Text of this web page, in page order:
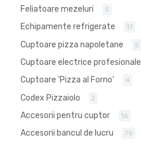
Feliatoare mezeluri 5
Echipamente refrigerate 17
Cuptoare pizza napoletane 5
Cuptoare electrice profesionale
Cuptoare 'Pizza al Forno' 4
Codex Pizzaiolo 2
Accesorii pentru cuptor 16
Accesorii bancul de lucru 79